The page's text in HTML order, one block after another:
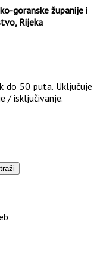
goranske županije i
Rijeka
do 50 puta. Uključuje
/ isključivanje.